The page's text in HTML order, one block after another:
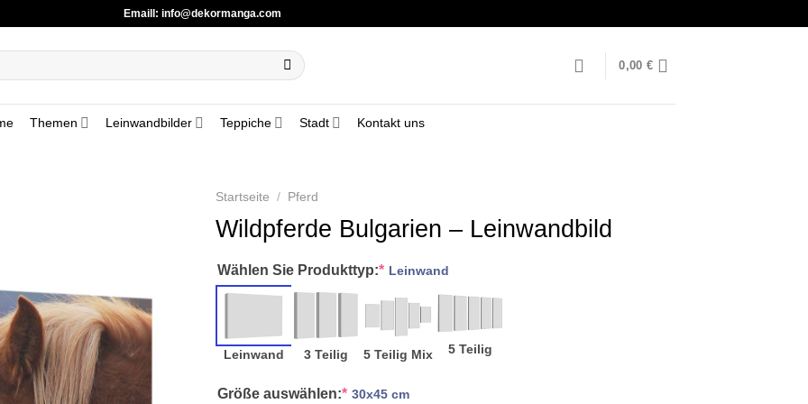
Emaill: info@dekormanga.com
0,00 €
Themen Leinwandbilder Teppiche Stadt Kontakt uns
Startseite / Pferd
Wildpferde Bulgarien – Leinwandbild
Wählen Sie Produkttyp:* Leinwand
Leinwand 3 Teilig 5 Teilig Mix 5 Teilig
Größe auswählen:* 30x45 cm